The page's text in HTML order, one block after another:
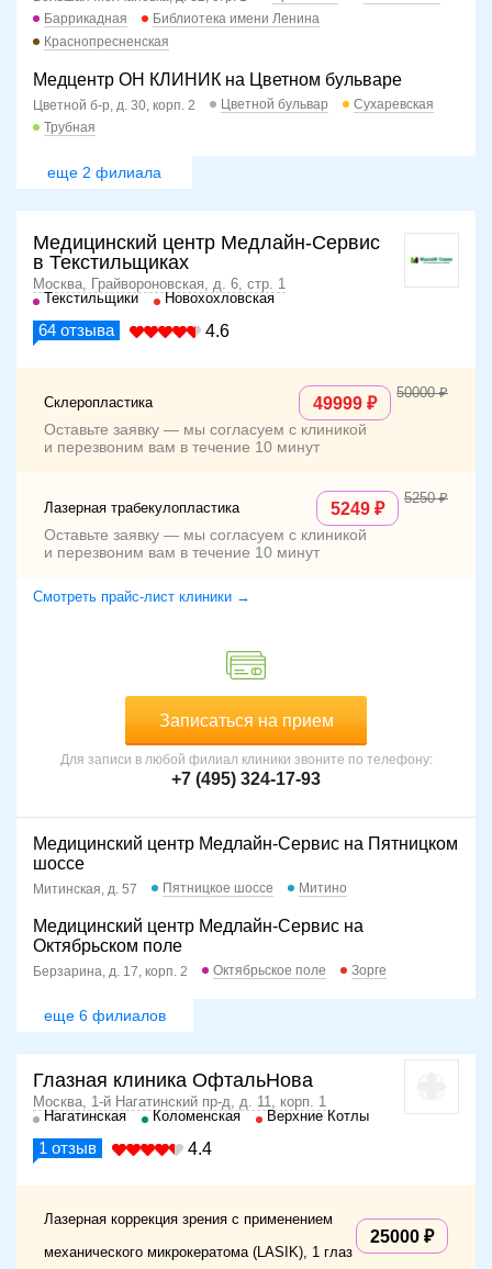
Баррикадная
Библиотека имени Ленина
Краснопресненская
Медцентр ОН КЛИНИК на Цветном бульваре
Цветной б-р, д. 30, корп. 2 Цветной бульвар
Сухаревская
Трубная
еще 2 филиала
Медицинский центр Медлайн-Сервис
в Текстильщиках
Москва, Грайвороновская, д. 6, стр. 1
Текстильщики
Новохохловская
64 отзыва 4.6
Склеропластика 49999
50000
Оставьте заявку — мы согласуем с клиникой
и перезвоним вам в течение 10 минут
Лазерная трабекулопластика 5249
5250
Оставьте заявку — мы согласуем с клиникой
и перезвоним вам в течение 10 минут
Смотреть прайс-лист клиники →
Записаться на прием
Для записи в любой филиал клиники звоните по телефону:
+7 (495) 324-17-93
Медицинский центр Медлайн-Сервис на Пятницком
шоссе
Митинская, д. 57 Пятницкое шоссе Митино
Медицинский центр Медлайн-Сервис на
Октябрьском поле
Берзарина, д. 17, корп. 2 Октябрьское поле Зорге
еще 6 филиалов
Глазная клиника ОфтальНова
Москва, 1-й Нагатинский пр-д, д. 11, корп. 1
Нагатинская
Коломенская Верхние Котлы
1 отзыв 4.4
Лазерная коррекция зрения с применением
механического микрокератома (LASIK), 1 глаз
25000